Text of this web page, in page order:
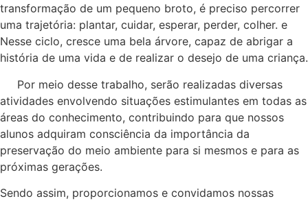
transformação de um pequeno broto, é preciso percorrer
uma trajetória: plantar, cuidar, esperar, perder, colher. e
Nesse ciclo, cresce uma bela árvore, capaz de abrigar a
história de uma vida e de realizar o desejo de uma criança.
Por meio desse trabalho, serão realizadas diversas
atividades envolvendo situações estimulantes em todas as
áreas do conhecimento, contribuindo para que nossos
alunos adquiram consciência da importância da
preservação do meio ambiente para si mesmos e para as
próximas gerações.
Sendo assim, proporcionamos e convidamos nossas